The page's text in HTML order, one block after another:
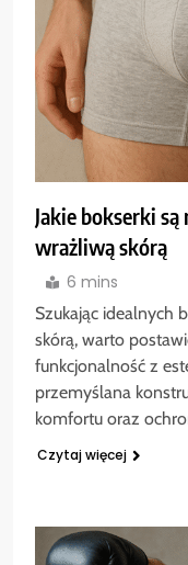
Jakie bokserki są
wrażliwą skórą
6 mins
Szukając idealnych
skórą, warto
funkcjonalność z
przemyślana
komfortu oraz
Czytaj więcej